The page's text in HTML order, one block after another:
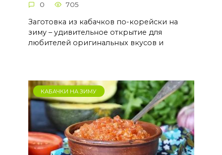
0 705
Заготовка из кабачков по-корейски на
зиму – удивительное открытие для
любителей оригинальных вкусов и
КАБАЧКИ НА ЗИМУ